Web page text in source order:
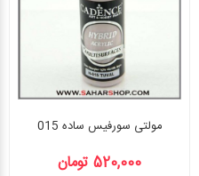
مولتی سورفیس ساده 015
520,000 تومان